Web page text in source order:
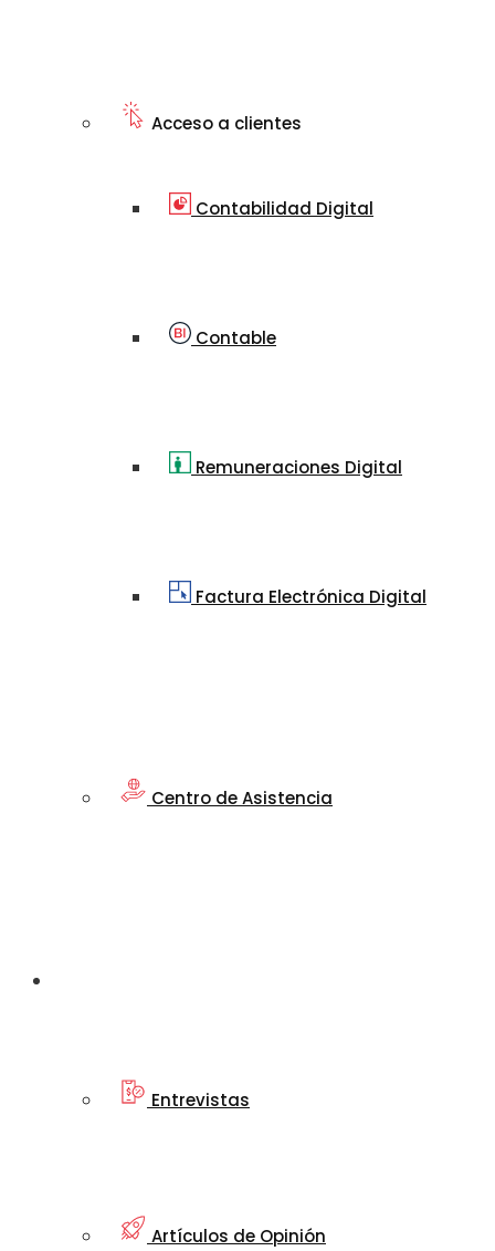
Acceso a clientes
Contabilidad Digital
Contable
Remuneraciones Digital
Factura Electrónica Digital
Centro de Asistencia
Entrevistas
Artículos de Opinión